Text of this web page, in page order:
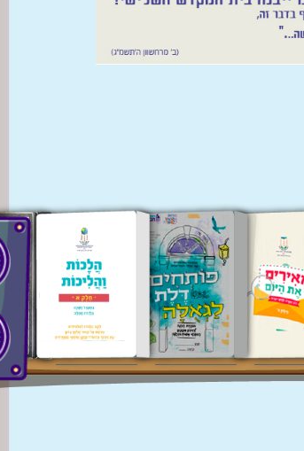
יומית משיח וגאולה
הלכה
שבועית